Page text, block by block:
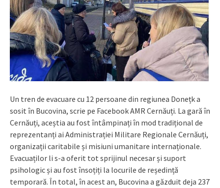
Un tren de evacuare cu 12 persoane din regiunea Donețk a
sosit în Bucovina, scrie pe Facebook AMR Cernăuți. La gară în
Cernăuți, aceștia au fost întâmpinați în mod tradițional de
reprezentanți ai Administrației Militare Regionale Cernăuți,
organizații caritabile și misiuni umanitare internaționale.
Evacuaților li s-a oferit tot sprijinul necesar și suport
psihologic și au fost însoțiți la locurile de reședință
temporară. În total, în acest an, Bucovina a găzduit deja 237